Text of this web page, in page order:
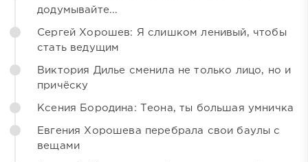
додумывайте...
Сергей Хорошев: Я слишком ленивый, чтобы
стать ведущим
Виктория Дилье сменила не только лицо, но и
причёску
Ксения Бородина: Теона, ты большая умничка
Евгения Хорошева перебрала свои баулы с
вещами